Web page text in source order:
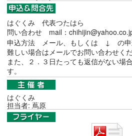
はぐくみ 代表つたはら
問い合わせ mail：
申込方法 メール、もしくは ↓ の申
難しい場合はメールでお問い合わせくだ
また、２．３日たっても返信がない場
す。
はぐくみ
担当者: 蔦原